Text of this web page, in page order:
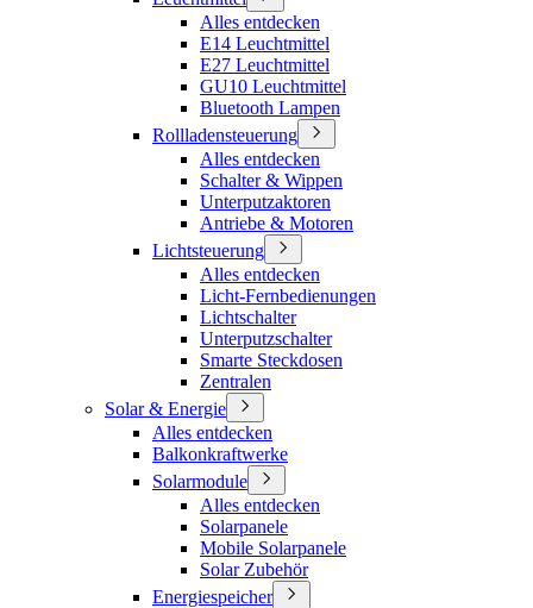
Alles entdecken
E14 Leuchtmittel
E27 Leuchtmittel
GU10 Leuchtmittel
Bluetooth Lampen
Rollladensteuerung
Alles entdecken
Schalter & Wippen
Unterputzaktoren
Antriebe & Motoren
Lichtsteuerung
Alles entdecken
Licht-Fernbedienungen
Lichtschalter
Unterputzschalter
Smarte Steckdosen
Zentralen
Solar & Energie
Alles entdecken
Balkonkraftwerke
Solarmodule
Alles entdecken
Solarpanele
Mobile Solarpanele
Solar Zubehör
Energiespeicher